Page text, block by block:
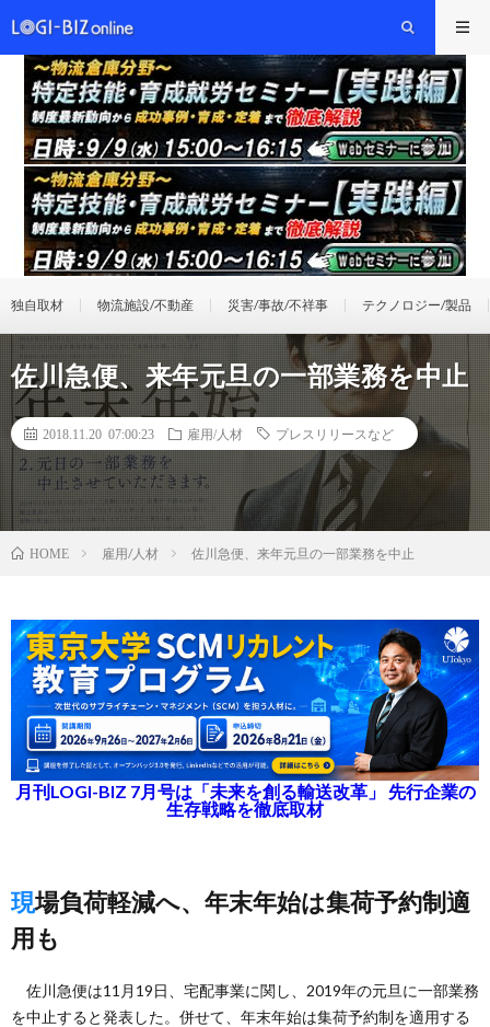
独自取材 物流施設/不動産 災害/事故/不祥事 テクノロジー/製品
佐川急便、来年元旦の一部業務を中止
2018.11.20 07:00:23 雇用/人材 プレスリリースなど
HOME 雇用/人材 佐川急便、来年元旦の一部業務を中止
月刊LOGI-BIZ 7月号は「未来を創る輸送改革」 先行企業の
生存戦略を徹底取材
現場負荷軽減へ、年末年始は集荷予約制適
用も
佐川急便は11月19日、宅配事業に関し、2019年の元旦に一部業務
を中止すると発表した。併せて、年末年始は集荷予約制を適用する